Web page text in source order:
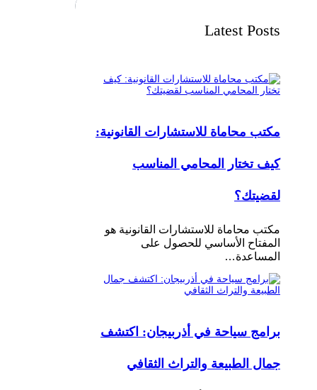
Latest Posts
مكتب محاماة للاستشارات القانونية:
كيف تختار المحامي المناسب
لقضيتك؟
مكتب محاماة للاستشارات القانونية هو
المفتاح الأساسي للحصول على
المساعدة…
برامج سياحة في أذربيجان: اكتشف
جمال الطبيعة والتراث الثقافي